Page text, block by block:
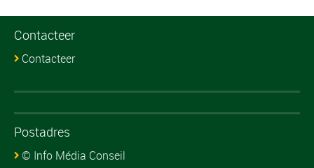
Contacteer
Contacteer
Postadres
© Info Média Conseil